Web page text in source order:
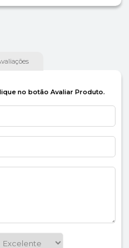
no botão Avaliar Produto.